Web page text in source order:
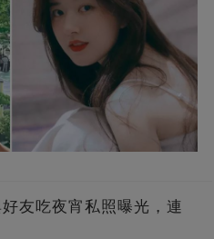
友吃夜宵私照曝光，連